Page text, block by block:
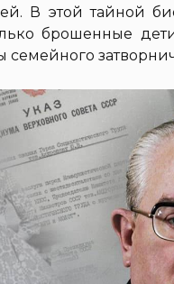
В этой тайной
брошенные